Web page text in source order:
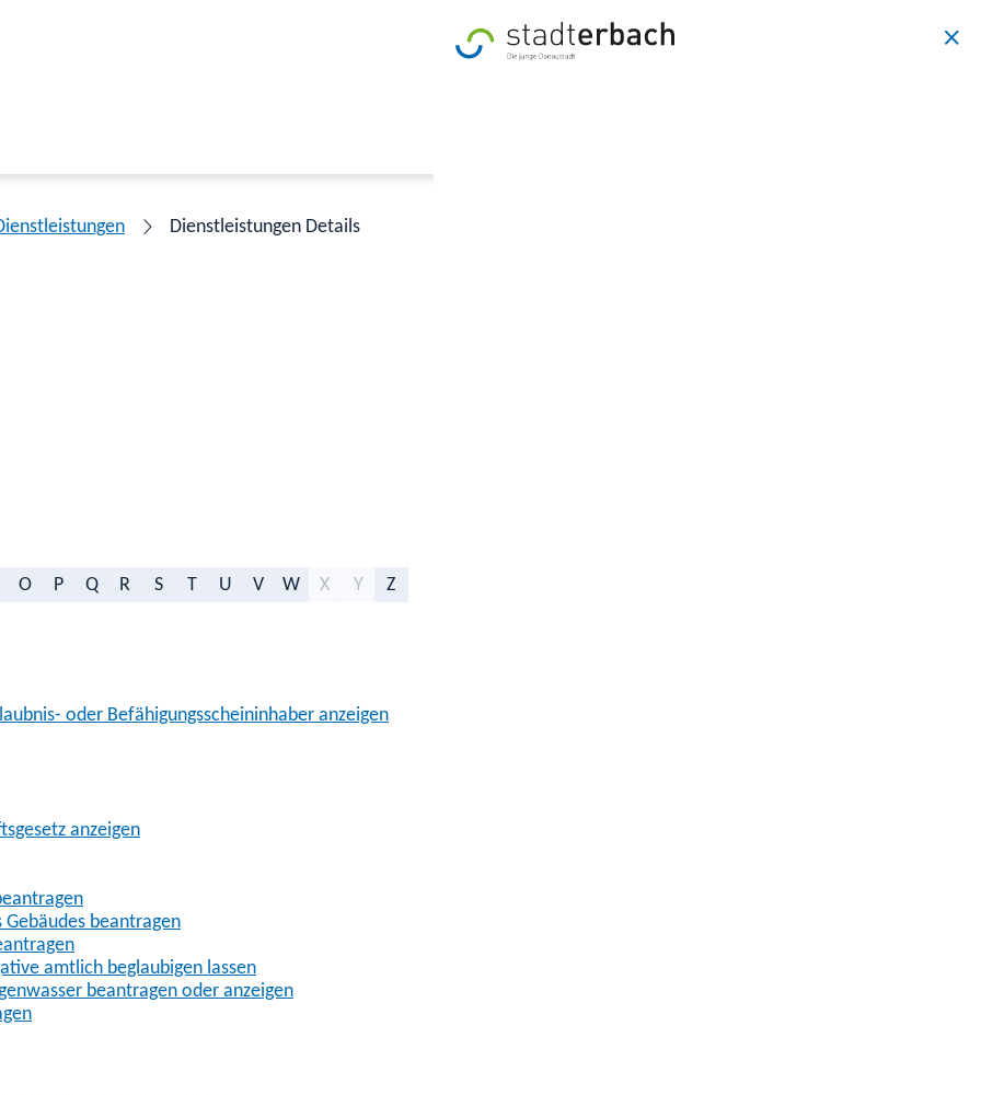
Dienstleistungen Details
O P Q R S T U V W X Y Z
oder Befähigungsscheininhaber anzeigen
anzeigen
Gebäudes beantragen
amtlich beglaubigen lassen
beantragen oder anzeigen